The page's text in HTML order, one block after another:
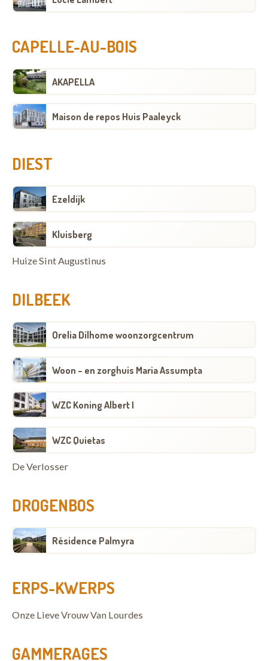
CAPELLE-AU-BOIS
AKAPELLA
Maison de repos Huis Paaleyck
DIEST
Ezeldijk
Kluisberg
Huize Sint Augustinus
DILBEEK
Orelia Dilhome woonzorgcentrum
Woon - en zorghuis Maria Assumpta
WZC Koning Albert I
WZC Quietas
De Verlosser
DROGENBOS
Résidence Palmyra
ERPS-KWERPS
Onze Lieve Vrouw Van Lourdes
GAMMERAGES